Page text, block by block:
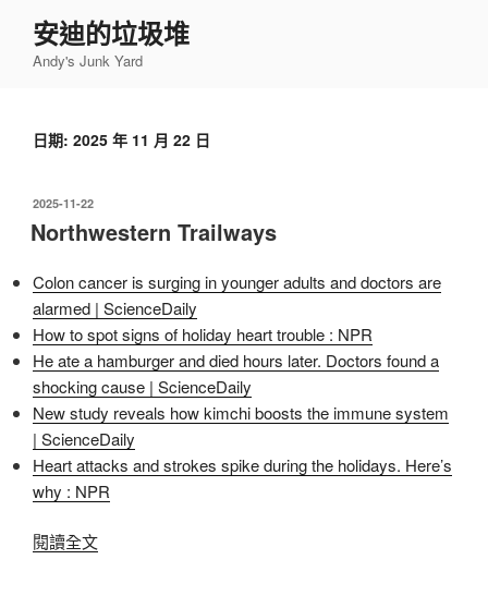
安迪的垃圾堆
Andy's Junk Yard
日期: 2025 年 11 月 22 日
發
佈
於
2025-11-22
Northwestern Trailways
Colon cancer is surging in younger adults and doctors are
alarmed | ScienceDaily
How to spot signs of holiday heart trouble : NPR
He ate a hamburger and died hours later. Doctors found a
shocking cause | ScienceDaily
New study reveals how kimchi boosts the immune system
| ScienceDaily
Heart attacks and strokes spike during the holidays. Here’s
why : NPR
閱讀全文〈Northwestern